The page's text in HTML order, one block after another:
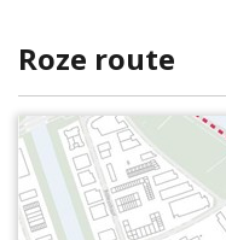
Roze route